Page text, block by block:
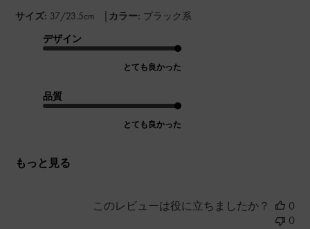
サイズ: 37/23.5cm | カラー: ブラック系
デザイン
とても良かった
品質
とても良かった
もっと見る
このレビューは役に立ちましたか？
0
0